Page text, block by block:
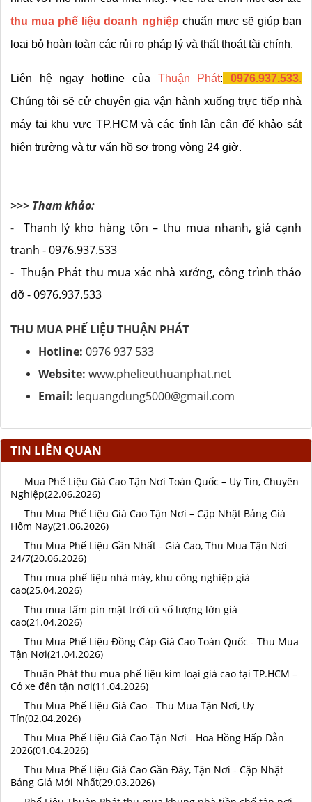
thu mua phế liệu doanh nghiệp chuẩn mực sẽ giúp bạn
loại bỏ hoàn toàn các rủi ro pháp lý và thất thoát tài chính.
Liên hệ ngay hotline của Thuận Phát: 0976.937.533.
Chúng tôi sẽ cử chuyên gia vận hành xuống trực tiếp nhà
máy tại khu vực TP.HCM và các tỉnh lân cận để khảo sát
hiện trường và tư vấn hồ sơ trong vòng 24 giờ.
>>> Tham khảo:
- Thanh lý kho hàng tồn – thu mua nhanh, giá cạnh
tranh - 0976.937.533
- Thuận Phát thu mua xác nhà xưởng, công trình tháo
dỡ - 0976.937.533
THU MUA PHẾ LIỆU THUẬN PHÁT
Hotline: 0976 937 533
Website: www.phelieuthuanphat.net
Email: lequangdung5000@gmail.com
TIN LIÊN QUAN
Mua Phế Liệu Giá Cao Tận Nơi Toàn Quốc – Uy Tín, Chuyên
Nghiệp(22.06.2026)
Thu Mua Phế Liệu Giá Cao Tận Nơi – Cập Nhật Bảng Giá
Hôm Nay(21.06.2026)
Thu Mua Phế Liệu Gần Nhất - Giá Cao, Thu Mua Tận Nơi
24/7(20.06.2026)
Thu mua phế liệu nhà máy, khu công nghiệp giá
cao(25.04.2026)
Thu mua tấm pin mặt trời cũ số lượng lớn giá
cao(21.04.2026)
Thu Mua Phế Liệu Đồng Cáp Giá Cao Toàn Quốc - Thu Mua
Tận Nơi(21.04.2026)
Thuận Phát thu mua phế liệu kim loại giá cao tại TP.HCM –
Có xe đến tận nơi(11.04.2026)
Thu Mua Phế Liệu Giá Cao - Thu Mua Tận Nơi, Uy
Tín(02.04.2026)
Thu Mua Phế Liệu Giá Cao Tận Nơi - Hoa Hồng Hấp Dẫn
2026(01.04.2026)
Thu Mua Phế Liệu Giá Cao Gần Đây, Tận Nơi - Cập Nhật
Bảng Giá Mới Nhất(29.03.2026)